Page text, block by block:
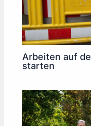
Arbeiten auf
starten